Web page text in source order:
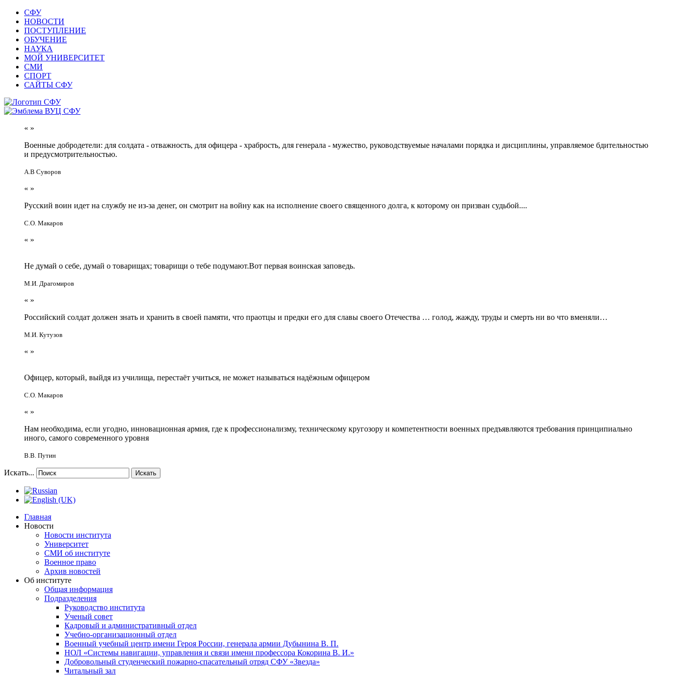
СФУ
НОВОСТИ
ПОСТУПЛЕНИЕ
ОБУЧЕНИЕ
НАУКА
МОЙ УНИВЕРСИТЕТ
СМИ
СПОРТ
САЙТЫ СФУ
« »
Военные добродетели: для солдата - отважность, для офицера - храбрость, для генерала - мужество, руководствуемые началами порядка и дисциплины, управляемое бдительностью
и предусмотрительностью.
А.В Суворов
« »
Русский воин идет на службу не из-за денег, он смотрит на войну как на исполнение своего священного долга, к которому он призван судьбой....
С.О. Макаров
« »
Не думай о себе, думай о товарищах; товарищи о тебе подумают.Вот первая воинская заповедь.
М.И. Драгомиров
« »
Российский солдат должен знать и хранить в своей памяти, что праотцы и предки его для славы своего Отечества … голод, жажду, труды и смерть ни во что вменяли…
М.И. Кутузов
« »
Офицер, который, выйдя из училища, перестаёт учиться, не может называться надёжным офицером
С.О. Макаров
« »
Нам необходима, если угодно, инновационная армия, где к профессионализму, техническому кругозору и компетентности военных предъявляются требования принципиально
иного, самого современного уровня
В.В. Путин
Искать... Искать
Главная
Новости
Новости института
Университет
СМИ об институте
Военное право
Архив новостей
Об институте
Общая информация
Подразделения
Руководство института
Ученый совет
Кадровый и административный отдел
Учебно-организационный отдел
Военный учебный центр имени Героя России, генерала армии Дубынина В. П.
НОЛ «Системы навигации, управления и связи имени профессора Кокорина В. И.»
Добровольный студенческий пожарно-спасательный отряд СФУ «Звезда»
Читальный зал